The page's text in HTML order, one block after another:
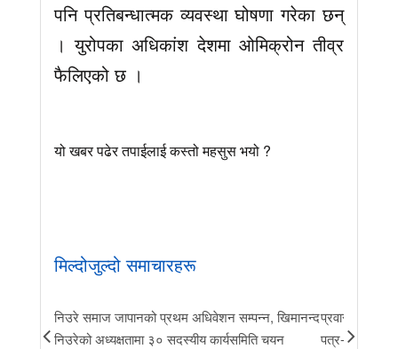
पनि प्रतिबन्धात्मक व्यवस्था घोषणा गरेका छन्
। युरोपका अधिकांश देशमा ओमिक्रोन तीव्र
फैलिएको छ ।
यो खबर पढेर तपाईलाई कस्तो महसुस भयो ?
मिल्दोजुल्दो समाचारहरू
निउरे समाज जापानको प्रथम अधिवेशन सम्पन्न, खिमानन्द
निउरेको अध्यक्षतामा ३० सदस्यीय कार्यसमिति चयन
प्रवास र
पत्र-२०२६